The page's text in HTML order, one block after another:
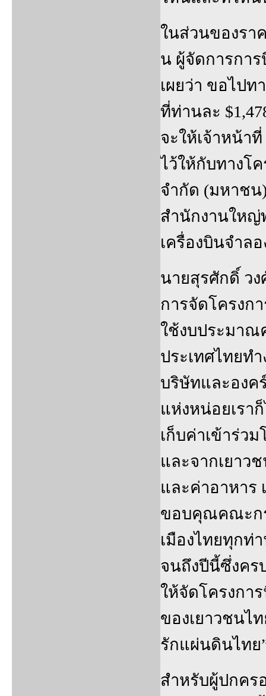
ในส่วนของรา
น ผู้จัดการกา
เผยว่า ขอไป
ที่ท่านละ
จะให้เจ้าหน้า
ไว้ให้กับทางโ
จำกัด (มหาชน
สำนักงานใหญ่
เครื่องบินจำล
นายสุรศักดิ์ ว
การจัดโครงก
ใช้งบประมาณ
ประเทศไทยท
บริษัทและองค
แห่งหน่อยเรา
เก็บค่าเข้าร่ว
และจากเยาว
และค่าอาหาร
ขอบคุณคณะกร
เมืองไทยทุกท่
จนถึงปีนี้ซึ่งคร
ให้จัดโครงกา
ของเยาวชนไ
รักแผ่นดินไทย
สำหรับผู้ปกคร